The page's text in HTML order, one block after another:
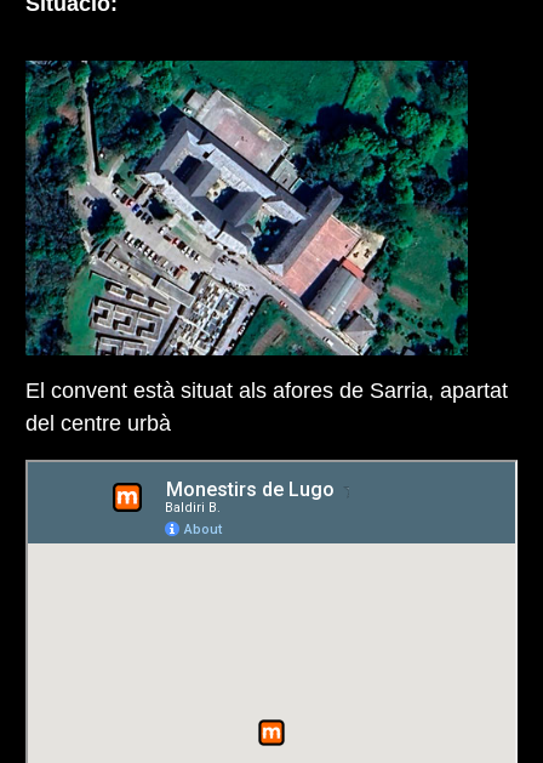
El convent està situat als afores de Sarria, apartat
del centre urbà